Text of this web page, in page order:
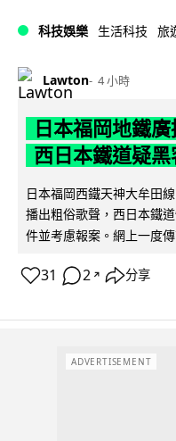
科技娛樂 生活科技 旅
Lawton 4 小時
日本福岡地鐵
西日本鐵道疑黑
日本福岡西鐵天神大牟田
播出粗俗歌聲，西日本鐵
件並考慮報案。網上一度
31 2 ↗ 分享
ADVERTISEMENT